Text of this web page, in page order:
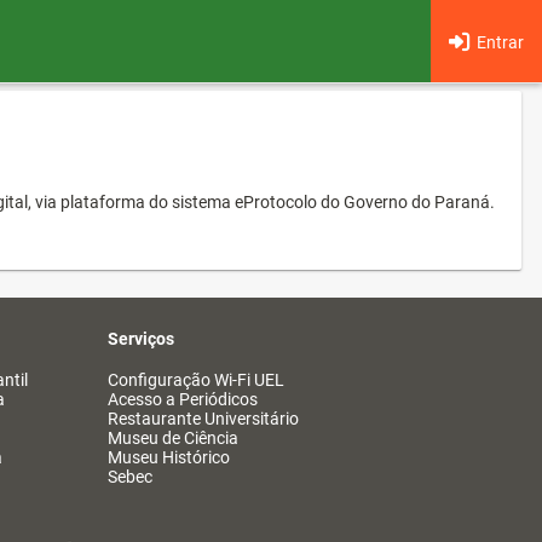
Entrar
via plataforma do sistema eProtocolo do Governo do Paraná.
Serviços
Configuração Wi-Fi UEL
Acesso a Periódicos
Restaurante Universitário
Museu de Ciência
Museu Histórico
Sebec